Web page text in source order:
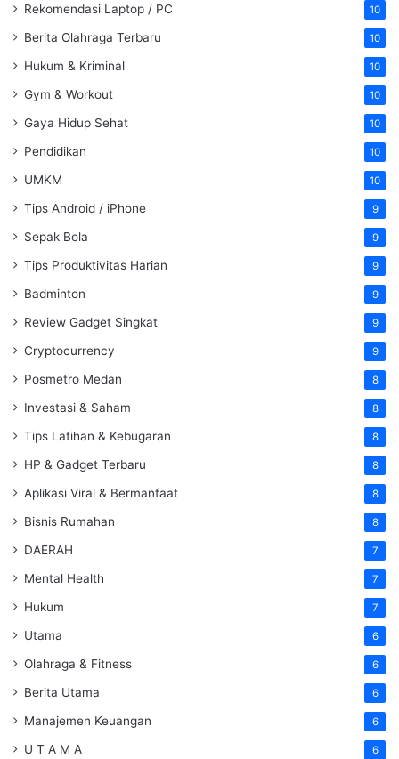
Rekomendasi Laptop / PC 10
Berita Olahraga Terbaru 10
Hukum & Kriminal 10
Gym & Workout 10
Gaya Hidup Sehat 10
Pendidikan 10
UMKM 10
Tips Android / iPhone 9
Sepak Bola 9
Tips Produktivitas Harian 9
Badminton 9
Review Gadget Singkat 9
Cryptocurrency 9
Posmetro Medan 8
Investasi & Saham 8
Tips Latihan & Kebugaran 8
HP & Gadget Terbaru 8
Aplikasi Viral & Bermanfaat 8
Bisnis Rumahan 8
DAERAH 7
Mental Health 7
Hukum 7
Utama 6
Olahraga & Fitness 6
Berita Utama 6
Manajemen Keuangan 6
U T A M A 6